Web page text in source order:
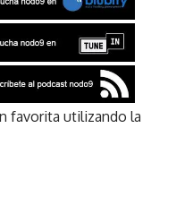
favorita utilizando la